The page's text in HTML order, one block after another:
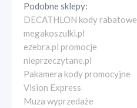
Podobne sklepy:
DECATHLON kody rabatowe
megakoszulki.pl
ezebra.pl promocje
nieprzeczytane.pl
Pakamera kody promocyjne
Vision Express
Muza wyprzedaże